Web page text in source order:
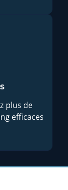
plus de
efficaces